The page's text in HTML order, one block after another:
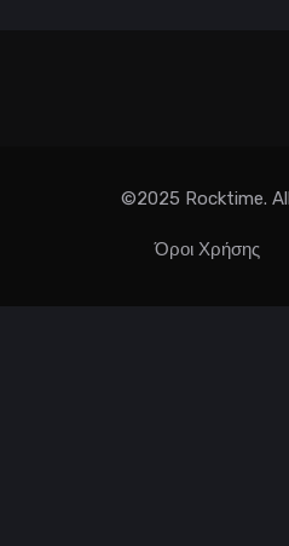
©2025 Rocktime.
Όροι Χρήσης